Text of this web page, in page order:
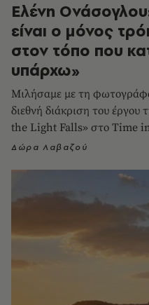
Ελένη
είναι ο μόνος
στον τόπο που
υπάρχω»
Μιλήσαμε με τη
διεθνή διάκριση του
the Light Falls» στο Time
Δώρα Λαβαζού